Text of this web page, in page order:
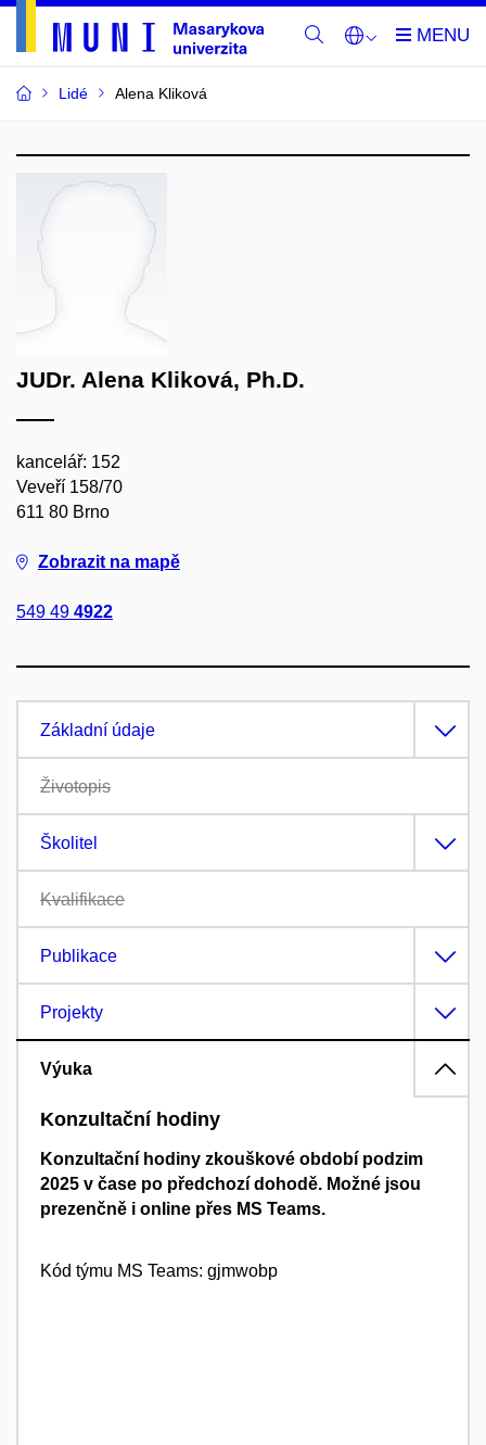
Lidé Alena Kliková
JUDr. Alena Kliková, Ph.D.
kancelář: 152
Veveří 158/70
611 80 Brno
Zobrazit na mapě
549 49 4922
Základní údaje
Životopis
Školitel
Kvalifikace
Publikace
Projekty
Výuka
Konzultační hodiny
Konzultační hodiny zkouškové období podzim
2025 v čase po předchozí dohodě. Možné jsou
prezenčně i online přes MS Teams.
Kód týmu MS Teams: gjmwobp